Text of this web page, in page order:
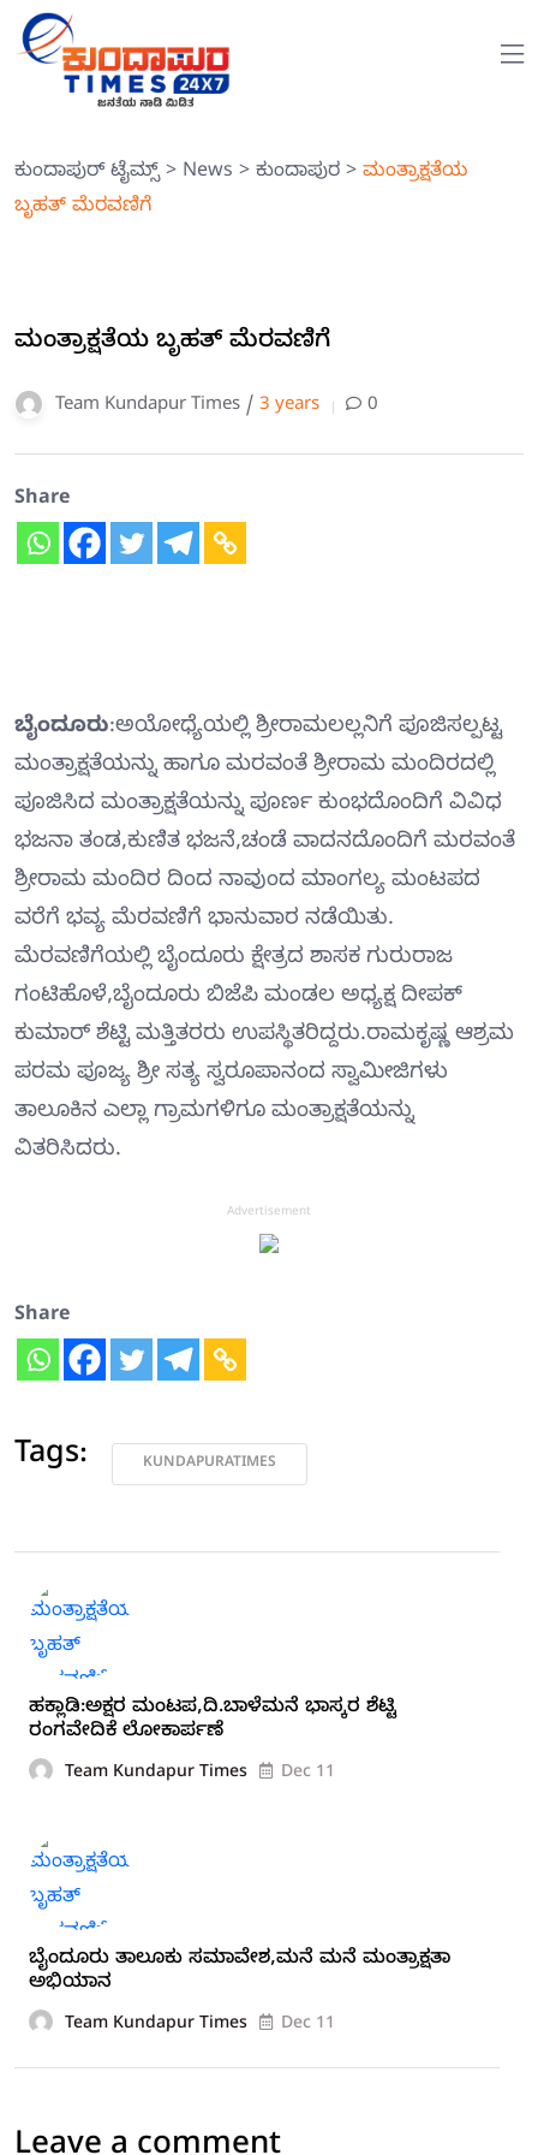
ಕುಂದಾಪುರ್ ಟೈಮ್ಸ್> News > ಕುಂದಾಪುರ > ಮಂತ್ರಾಕ್ಷತೆಯ
ಬೃಹತ್ ಮೆರವಣಿಗೆ
ಮಂತ್ರಾಕ್ಷತೆಯ ಬೃಹತ್ ಮೆರವಣಿಗೆ
Team Kundapur Times / 3 years 0
Share
ಬೈಂದೂರು:ಅಯೋಧ್ಯೆಯಲ್ಲಿ ಶ್ರೀರಾಮಲಲ್ಲನಿಗೆ ಪೂಜಿಸಲ್ಪಟ್ಟ
ಮಂತ್ರಾಕ್ಷತೆಯನ್ನು ಹಾಗೂ ಮರವಂತೆ ಶ್ರೀರಾಮ ಮಂದಿರದಲ್ಲಿ
ಪೂಜಿಸಿದ ಮಂತ್ರಾಕ್ಷತೆಯನ್ನು ಪೂರ್ಣ ಕುಂಭದೊಂದಿಗೆ ವಿವಿಧ
ಭಜನಾ ತಂಡ,ಕುಣಿತ ಭಜನೆ,ಚಂಡೆ ವಾದನದೊಂದಿಗೆ ಮರವಂತೆ
ಶ್ರೀರಾಮ ಮಂದಿರ ದಿಂದ ನಾವುಂದ ಮಾಂಗಲ್ಯ ಮಂಟಪದ
ವರೆಗೆ ಭವ್ಯ ಮೆರವಣಿಗೆ ಭಾನುವಾರ ನಡೆಯಿತು.
ಮೆರವಣಿಗೆಯಲ್ಲಿ ಬೈಂದೂರು ಕ್ಷೇತ್ರದ ಶಾಸಕ ಗುರುರಾಜ
ಗಂಟಿಹೊಳೆ,ಬೈಂದೂರು ಬಿಜೆಪಿ ಮಂಡಲ ಅಧ್ಯಕ್ಷ ದೀಪಕ್
ಕುಮಾರ್ ಶೆಟ್ಟಿ ಮತ್ತಿತರರು ಉಪಸ್ಥಿತರಿದ್ದರು.ರಾಮಕೃಷ್ಣ ಆಶ್ರಮ
ಪರಮ ಪೂಜ್ಯ ಶ್ರೀ ಸತ್ಯ ಸ್ವರೂಪಾನಂದ ಸ್ವಾಮೀಜಿಗಳು
ತಾಲೂಕಿನ ಎಲ್ಲಾ ಗ್ರಾಮಗಳಿಗೂ ಮಂತ್ರಾಕ್ಷತೆಯನ್ನು
ವಿತರಿಸಿದರು.
Advertisement
Share
Tags: KUNDAPURATIMES
ಹಕ್ಲಾಡಿ:ಅಕ್ಷರ ಮಂಟಪ,ದಿ.ಬಾಳೆಮನೆ ಭಾಸ್ಕರ ಶೆಟ್ಟಿ
ರಂಗವೇದಿಕೆ ಲೋಕಾರ್ಪಣೆ
Team Kundapur Times Dec 11
ಬೈಂದೂರು ತಾಲೂಕು ಸಮಾವೇಶ,ಮನೆ ಮನೆ ಮಂತ್ರಾಕ್ಷತಾ
ಅಭಿಯಾನ
Team Kundapur Times Dec 11